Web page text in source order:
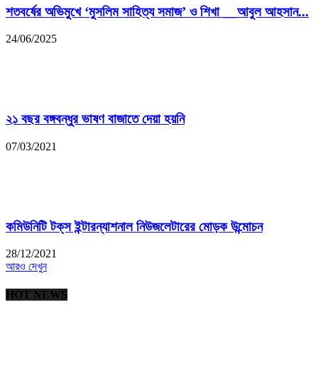
শতবর্ষের অভিমুখে ‘মুসলিম সাহিত্য সমাজ’ ও শিখা __আবুল আহসান...
24/06/2025
২১ বছর বঙ্গবন্ধুর ভাষণ বাজাতে দেয়া হয়নি
07/03/2021
কমিউনিটি টক্‌স ইন্টারন্যাশনাল নিউজলেটারের মোড়ক উন্মোচন
28/12/2021
আরও দেখুন
HOT NEWS